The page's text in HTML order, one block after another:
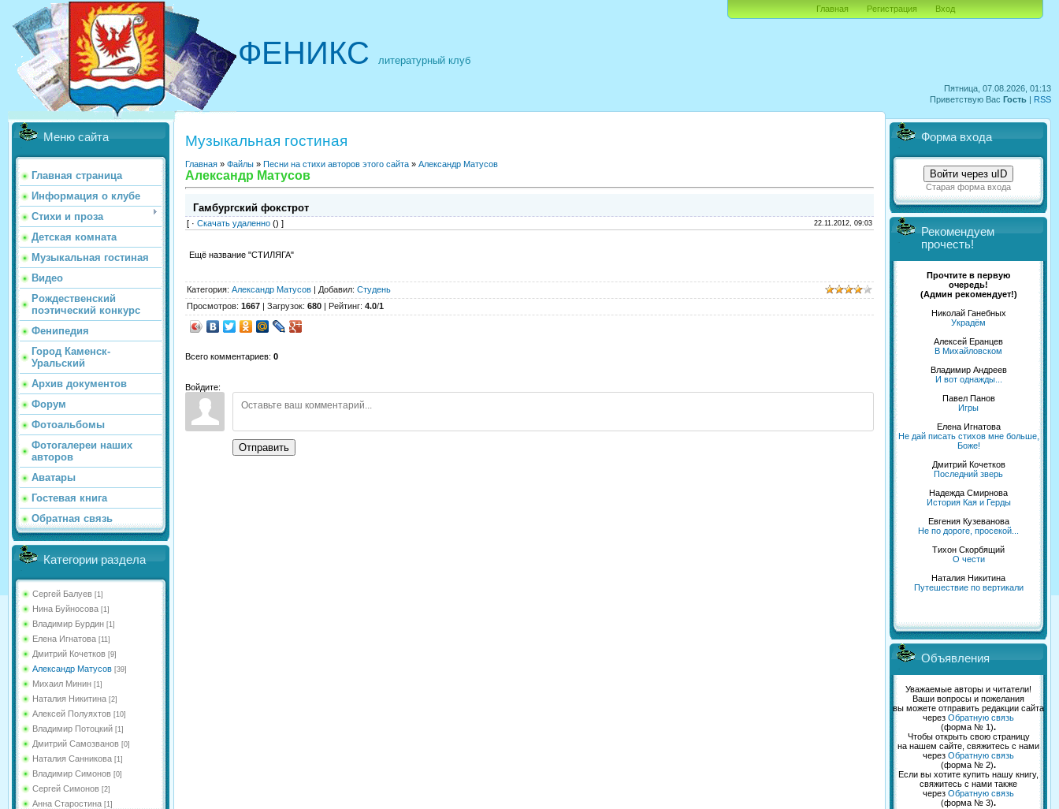
Пятница, 07.08.2026, 01:13
Приветствую Вас Гость | RSS
ФЕНИКС литературный клуб
Главная Регистрация Вход
Меню сайта
Главная страница
Информация о клубе
Стихи и проза
Детская комната
Музыкальная гостиная
Видео
Рождественский
поэтический конкурс
Фенипедия
Город Каменск-
Уральский
Архив документов
Форум
Фотоальбомы
Фотогалереи наших
авторов
Аватары
Гостевая книга
Обратная связь
Категории раздела
Сергей Балуев [1]
Нина Буйносова [1]
Владимир Бурдин [1]
Елена Игнатова [11]
Дмитрий Кочетков [9]
Александр Матусов [39]
Михаил Минин [1]
Наталия Никитина [2]
Алексей Полуяхтов [10]
Владимир Потоцкий [1]
Дмитрий Самозванов [0]
Наталия Санникова [1]
Владимир Симонов [0]
Сергей Симонов [2]
Анна Старостина [1]
Музыкальная гостиная
Главная » Файлы » Песни на стихи авторов этого сайта » Александр Матусов
Александр Матусов
Гамбургский фокстрот
[ · Скачать удаленно () ] 22.11.2012, 09:03
Ещё название "СТИЛЯГА"
Категория: Александр Матусов | Добавил: Студень
Просмотров: 1667 | Загрузок: 680 | Рейтинг: 4.0/1
Всего комментариев: 0
Войдите:
Отправить
Форма входа
Войти через uID
Старая форма входа
Рекомендуем
прочесть!
Прочтите в первую
очередь!
(Админ рекомендует!)
Николай Ганебных
Украдём
Алексей Еранцев
В Михайловском
Владимир Андреев
И вот однажды...
Павел Панов
Игры
Елена Игнатова
Не дай писать стихов мне больше,
Боже!
Дмитрий Кочетков
Последний зверь
Надежда Смирнова
История Кая и Герды
Евгения Кузеванова
Не по дороге, просекой...
Тихон Скорбящий
О чести
Наталия Никитина
Путешествие по вертикали
Объявления
Уважаемые авторы и читатели!
Ваши вопросы и пожелания
вы можете отправить редакции сайта
через Обратную связь
(форма № 1).
Чтобы открыть свою страницу
на нашем сайте, свяжитесь с нами
через Обратную связь
(форма № 2).
Если вы хотите купить нашу книгу,
свяжитесь с нами также
через Обратную связь
(форма № 3).